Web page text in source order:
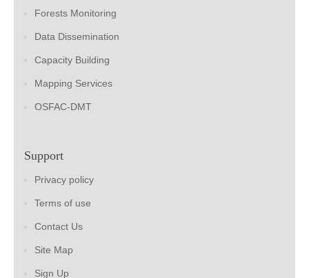
Forests Monitoring
Data Dissemination
Capacity Building
Mapping Services
OSFAC-DMT
Support
Privacy policy
Terms of use
Contact Us
Site Map
Sign Up